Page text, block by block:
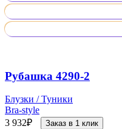
Рубашка 4290-2
Блузки / Туники
Bra-style
3 932₽ Заказ в 1 клик